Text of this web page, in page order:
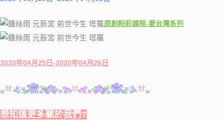
原創粉彩課程-愛台灣系列
2020年04月25日-2020年04月26日
想知道更多關於我們?